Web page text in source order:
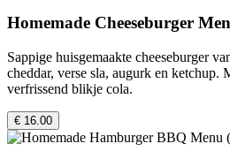
Homemade Cheeseburger
Sappige huisgemaakte cheeseburger
cheddar, verse sla, augurk en ketchup.
verfrissend blikje cola.
€ 16.00